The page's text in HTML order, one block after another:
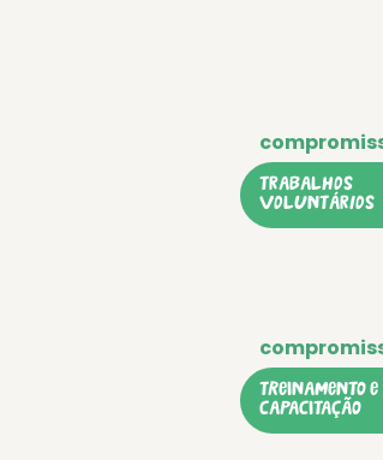
TRABALHOS
VOLUNTÁRIOS
treinamento e
capacitação